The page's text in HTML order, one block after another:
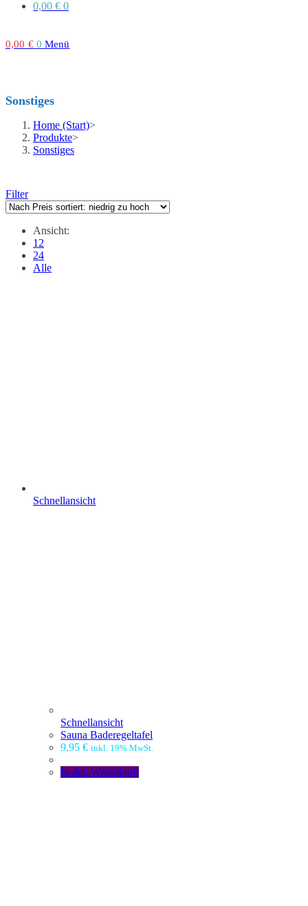
0,00 € 0
0,00 € 0 Menü
Sonstiges
Home (Start)>
Produkte>
Sonstiges
Filter
Ansicht:
12
24
Alle
Schnellansicht
Schnellansicht
Sauna Baderegeltafel
9,95 € inkl. 19% MwSt.
In den Warenkorb